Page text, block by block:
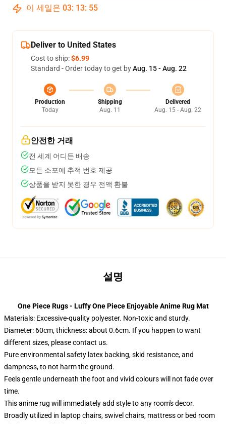
이 세일은 03: 13: 54
Deliver to United States
Cost to ship:$6.99
Standard - Order today to get byAug. 15 - Aug. 22
Production
Today
Shipping
Aug. 11
Delivered
Aug. 15 - Aug. 22
안전한 거래
전 세계 어디든 배송
모든 소포에 추적 번호 제공
상품을 받지 못한 경우 전액 환불
설명
One Piece Rugs - Luffy One Piece Enjoyable Anime Rug Mat
Materials: Excessive-quality polyester. Non-toxic and sturdy.
Diameter: 60cm, thickness: about 0.6cm. If you happen to want
different sizes, please contact us.
Pure environmental safety latex backing, skid resistance, and
dampness, to not harm the ground.
Feels gentle underneath the foot and vivid colours will not fade over
time.
This anime rug will immediately add style to any room's decor.
Broadly utilized in laptop chairs, swivel chairs, mattress or bed room